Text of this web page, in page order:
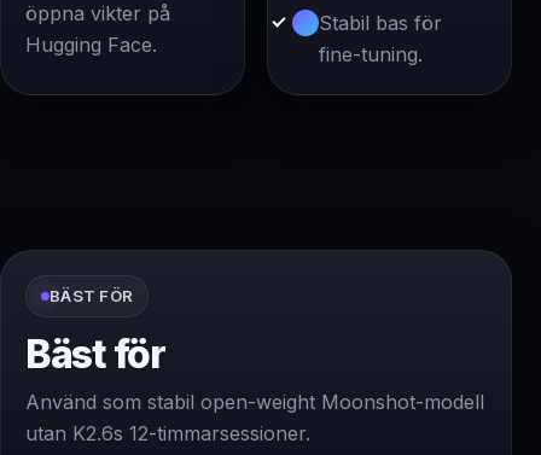
öppna vikter på
Hugging Face.
Stabil bas för
fine-tuning.
BÄST FÖR
Bäst för
Använd som stabil open-weight Moonshot-modell
utan K2.6s 12-timmarsessioner.